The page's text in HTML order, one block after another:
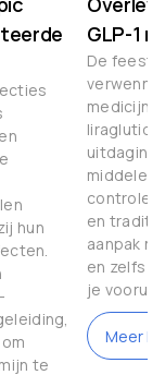
hun
te
GLP-1
De
middelen
controle
en
aanpak
en zelfs
je
Meer